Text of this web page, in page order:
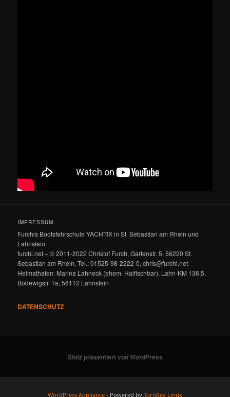
IMPRESSUM
Furchis Bootsfahrschule YACHTIX in St. Sebastian am Rhein und
Lahnstein
furchi.net – © 2011-2022 Christof Furch, Gartenstr. 5, 56220 St.
Sebastian am Rhein, Tel.: 01525-98-2222-0, chris@furchi.net
Heimathafen: Marina Lahneck (ehem. Haifischbar), Lahn-KM 136,5,
Bodewigstr. 1a, 56112 Lahnstein
DATENSCHUTZ
Stolz präsentiert von WordPress
WordPress Appliance - Powered by TurnKey Linux